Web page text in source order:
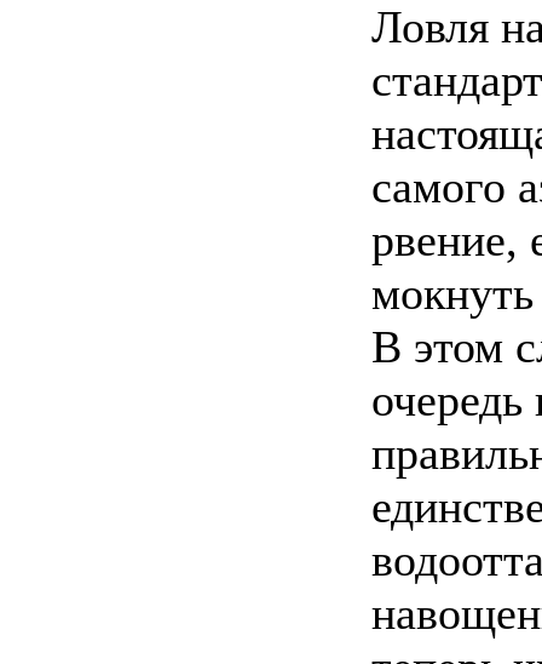
Ловля
самого
рвение,
В этом
очередь